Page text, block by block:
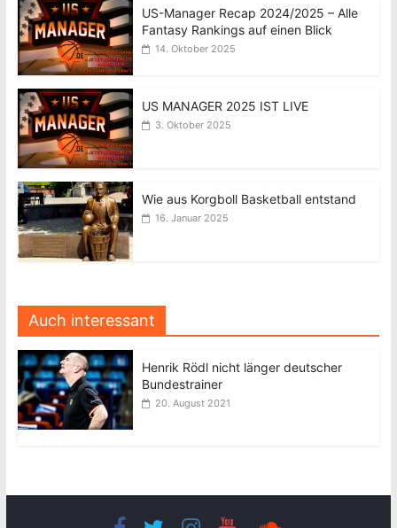
US-Manager Recap 2024/2025 – Alle
Fantasy Rankings auf einen Blick
14. Oktober 2025
US MANAGER 2025 IST LIVE
3. Oktober 2025
Wie aus Korgboll Basketball entstand
16. Januar 2025
Auch interessant
Henrik Rödl nicht länger deutscher
Bundestrainer
20. August 2021